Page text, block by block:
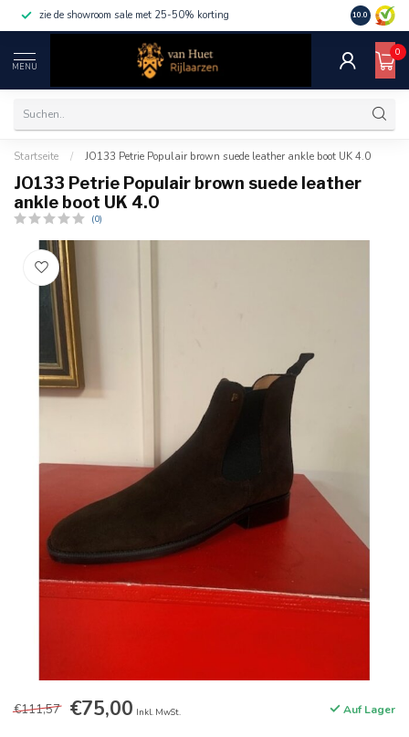
zie de showroom sale met 25-50% korting 10.0
MENU
0
Startseite / JO133 Petrie Populair brown suede leather ankle boot UK 4.0
JO133 Petrie Populair brown suede leather
ankle boot UK 4.0
(0)
€111,57 €75,00 Inkl. MwSt. Auf Lager